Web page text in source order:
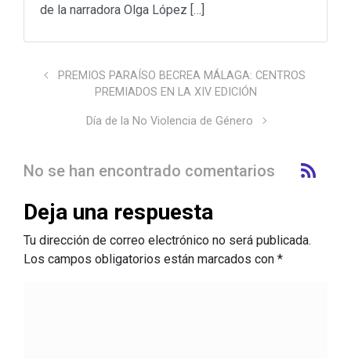
de la narradora Olga López […]
PREMIOS PARAÍSO BECREA MÁLAGA: CENTROS
PREMIADOS EN LA XIV EDICIÓN
Día de la No Violencia de Género
No se han encontrado comentarios
Deja una respuesta
Tu dirección de correo electrónico no será publicada.
Los campos obligatorios están marcados con *